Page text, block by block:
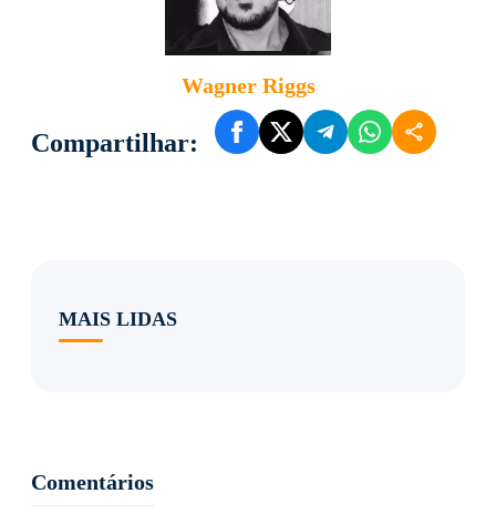
Wagner Riggs
Compartilhar:
MAIS LIDAS
Comentários